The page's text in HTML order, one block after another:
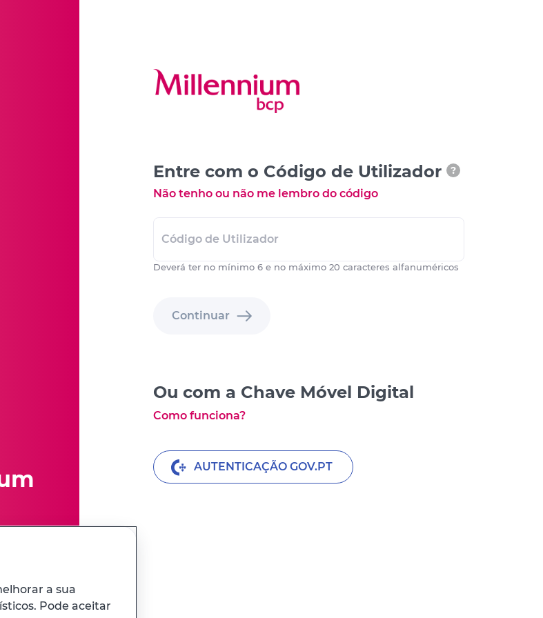
Entre com o Código de Utilizador
?
Não tenho ou não me lembro do código
Código de Utilizador
Deverá ter no mínimo 6 e no máximo 20 caracteres alfanuméricos
Continuar
Ou com a Chave Móvel Digital
Como funciona?
AUTENTICAÇÃO GOV.PT
a sua
Pode aceitar